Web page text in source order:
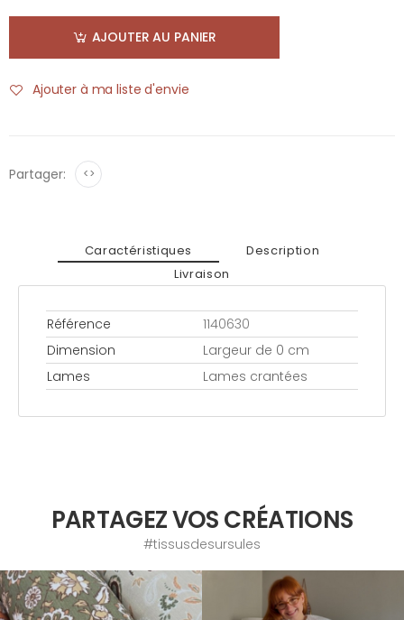
AJOUTER AU PANIER
Ajouter à ma liste d'envie
Partager: <>
Caractéristiques
Description
Livraison
Référence
1140630
Dimension
Largeur de 0 cm
Lames
Lames crantées
PARTAGEZ VOS CRÉATIONS
#tissusdesursules